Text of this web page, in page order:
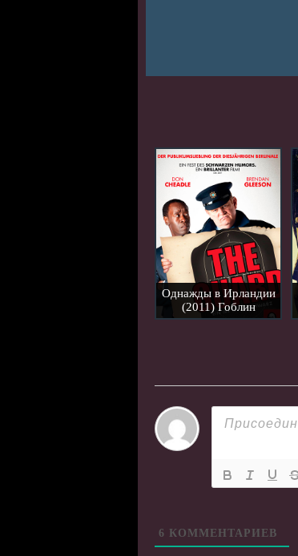
Однажды в Ирландии
(2011) Гоблин
6 КОММЕНТАРИЕВ